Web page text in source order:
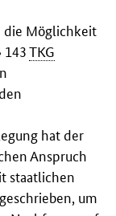
die Möglichkeit
143TKG
hat der
Anspruch
staatlichen
um